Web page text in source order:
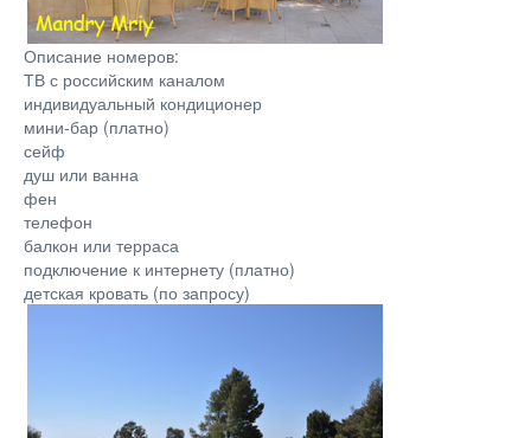
Описание номеров:
ТВ с российским каналом
индивидуальный кондиционер
мини-бар (платно)
сейф
душ или ванна
фен
телефон
балкон или терраса
подключение к интернету (платно)
детская кровать (по запросу)